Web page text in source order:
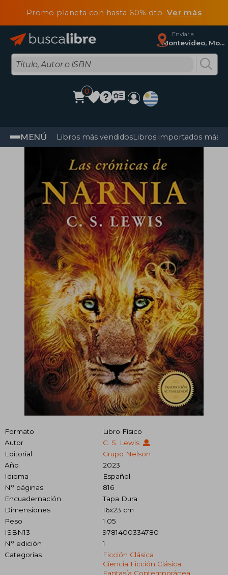
Promo planeta con hasta 60% dtoVer más
Enviar a
Montevideo, Montevideo
0
MENÚ Libros más vendidosLibros importados más
Formato
Libro Físico
Autor
C. S. Lewis
Editorial
Grupo Nelson
Año
2023
Idioma
Español
N° páginas
816
Encuadernación
Tapa Dura
Dimensiones
16x23 cm
Peso
1.05
ISBN13
9781400334780
N° edición
1
Categorías
Ficción Clásica
Ciencia Ficción Clásica
Fantasía Contemporánea